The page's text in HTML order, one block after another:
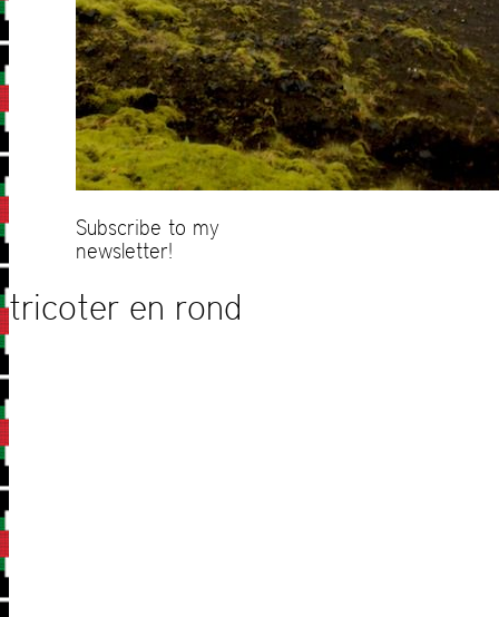
Subscribe to my
newsletter!
tricoter en rond